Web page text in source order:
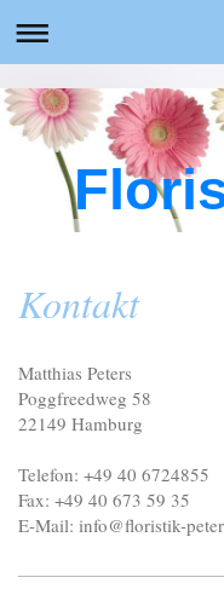
Kontakt
Matthias Peters
Poggfreedweg 58
22149 Hamburg
Telefon: +49 40 6724855
Fax: +49 40 673 59 35
E-Mail: info@floristik-